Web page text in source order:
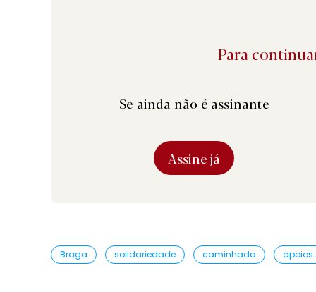
Para
Se ainda não é assinante
Assine já
Braga solidariedade caminhada apoios